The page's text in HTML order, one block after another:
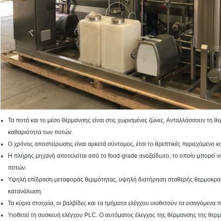
Τα ποτά και το μέσο θέρμανσης είναι στις χωρισμένες ζώνες. Ανταλλάσσουν τη
καθαριότητα των ποτών.
Ο χρόνος αποστείρωσης είναι αρκετά σύντομος, έτσι το θρεπτικές περιεχόμενο
Η πλήρης μηχανή αποτελείται από το food-grade ανοξείδωτο, το οποίο μπορεί
ποτών.
Υψηλή επίδραση μεταφοράς θερμότητας, υψηλή διατήρηση σταθερής
κατανάλωση.
Τα κύρια στοιχεία, οι βαλβίδες και τα τμήματα ελέγχου υιοθετούν τα
Υιοθετεί τη συσκευή ελέγχου PLC. Ο αυτόματος έλεγχος της θέρμανσης της